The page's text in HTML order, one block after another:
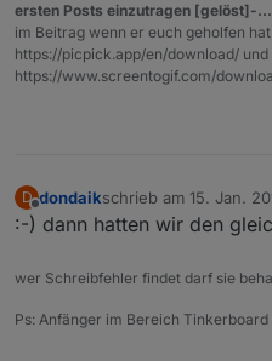
ersten Posts einzutragen [gelöst]-...
im Beitrag wenn er euch geholfen
https://picpick.app/en/download/ und
https://www.screentogif.com/
D
Offline
dondaikschrieb am 15. Jan.
zuletzt editiert von
:-) dann hatten wir den
wer Schreibfehler findet darf sie
Ps: Anfänger im Bereich Tinkerboard